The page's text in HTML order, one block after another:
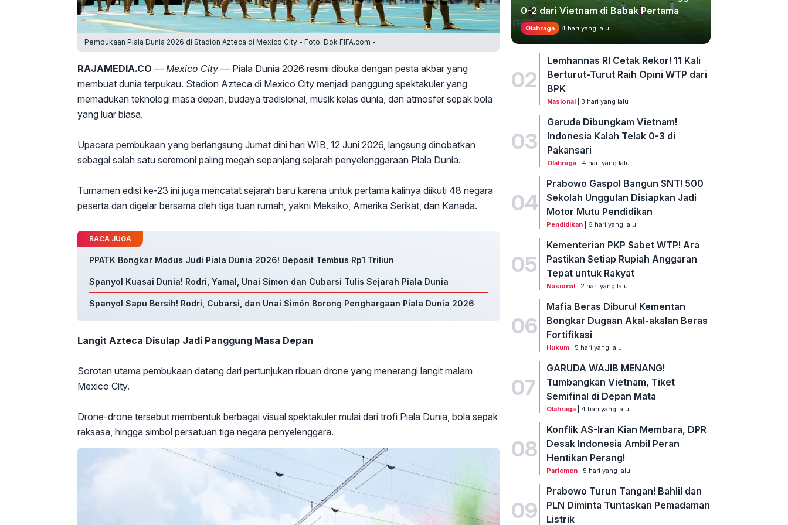
Pembukaan Piala Dunia 2026 di Stadion Azteca di Mexico City - Foto: Dok FIFA.com -
RAJAMEDIA.CO — Mexico City —Piala Dunia 2026 resmi dibuka dengan pesta akbar yang
membuat dunia terpukau. Stadion Azteca di Mexico City menjadi panggung spektakuler yang
memadukan teknologi masa depan, budaya tradisional, musik kelas dunia, dan atmosfer sepak bola
yang luar biasa.
Upacara pembukaan yang berlangsung Jumat dini hari WIB, 12 Juni 2026, langsung dinobatkan
sebagai salah satu seremoni paling megah sepanjang sejarah penyelenggaraan Piala Dunia.
Turnamen edisi ke-23 ini juga mencatat sejarah baru karena untuk pertama kalinya diikuti 48 negara
peserta dan digelar bersama oleh tiga tuan rumah, yakni Meksiko, Amerika Serikat, dan Kanada.
BACA JUGA
PPATK Bongkar Modus Judi Piala Dunia 2026! Deposit Tembus Rp1 Triliun
Spanyol Kuasai Dunia! Rodri, Yamal, Unai Simon dan Cubarsi Tulis Sejarah Piala Dunia
Spanyol Sapu Bersih! Rodri, Cubarsi, dan Unai Simón Borong Penghargaan Piala Dunia 2026
Langit Azteca Disulap Jadi Panggung Masa Depan
Sorotan utama pembukaan datang dari pertunjukan ribuan drone yang menerangi langit malam
Mexico City.
Drone-drone tersebut membentuk berbagai visual spektakuler mulai dari trofi Piala Dunia, bola sepak
raksasa, hingga simbol persatuan tiga negara penyelenggara.
0-2 dari Vietnam di Babak Pertama
Olahraga 4 hari yang lalu
02
Lemhannas RI Cetak Rekor! 11 Kali
Berturut-Turut Raih Opini WTP dari
BPK
Nasional| 3 hari yang lalu
03
Garuda Dibungkam Vietnam!
Indonesia Kalah Telak 0-3 di
Pakansari
Olahraga| 4 hari yang lalu
04
Prabowo Gaspol Bangun SNT! 500
Sekolah Unggulan Disiapkan Jadi
Motor Mutu Pendidikan
Pendidikan | 6 hari yang lalu
05
Kementerian PKP Sabet WTP! Ara
Pastikan Setiap Rupiah Anggaran
Tepat untuk Rakyat
Nasional | 2 hari yang lalu
06
Mafia Beras Diburu! Kementan
Bongkar Dugaan Akal-akalan Beras
Fortifikasi
Hukum | 5 hari yang lalu
07
GARUDA WAJIB MENANG!
Tumbangkan Vietnam, Tiket
Semifinal di Depan Mata
Olahraga | 4 hari yang lalu
08
Konflik AS-Iran Kian Membara, DPR
Desak Indonesia Ambil Peran
Hentikan Perang!
Parlemen | 5 hari yang lalu
09
Prabowo Turun Tangan! Bahlil dan
PLN Diminta Tuntaskan Pemadaman
Listrik